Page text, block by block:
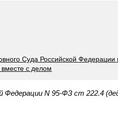
Суда Российской Федерации
с делом
Федерации N 95-ФЗ ст 222.4